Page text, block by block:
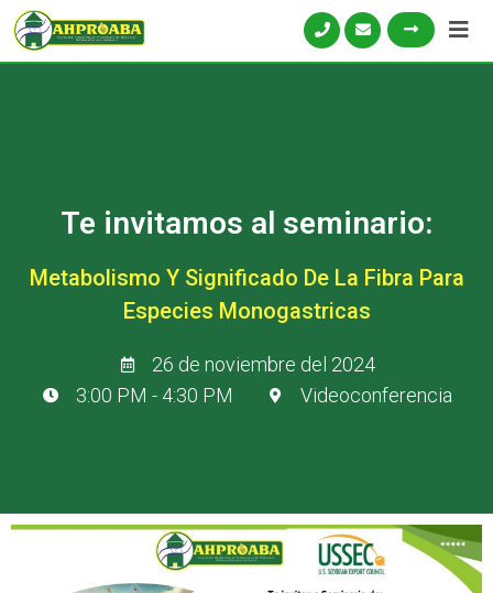
Te invitamos al seminario:
Metabolismo Y Significado De La Fibra Para
Especies Monogastricas
26 de noviembre del 2024
3:00 PM - 4:30 PM
Videoconferencia